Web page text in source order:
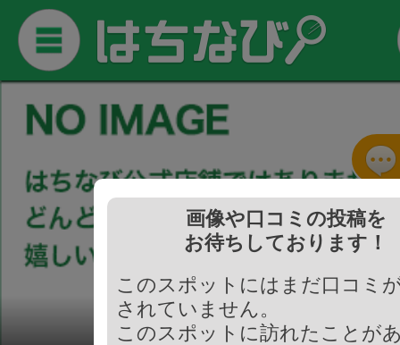
画像や口コミの投稿を
お待ちしております！
このスポットにはまだ口コミ
されていません。
このスポットに訪れたことが